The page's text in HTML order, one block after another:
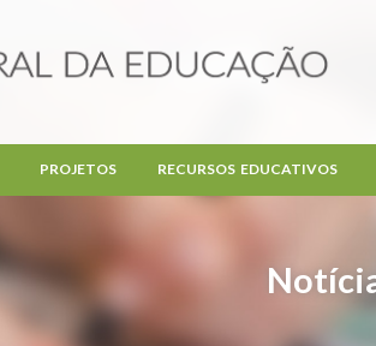
PROJETOS RECURSOS EDUCATIVOS